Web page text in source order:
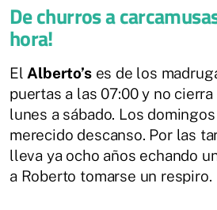
De churros a
hora!
El Alberto’ses de los
puertas a las 07:00 y no
lunes a sábado. Los
merecido descanso. Por las
lleva ya ocho años echando
a Roberto tomarse un respiro.